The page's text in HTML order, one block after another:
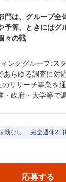
門は、グループ全
予算、ときにはグ
々の戦
ンググループ:ス
らゆる調査に対
リサーチ事業を
政府・大学等で
勤なし 完全週休2日
応募する